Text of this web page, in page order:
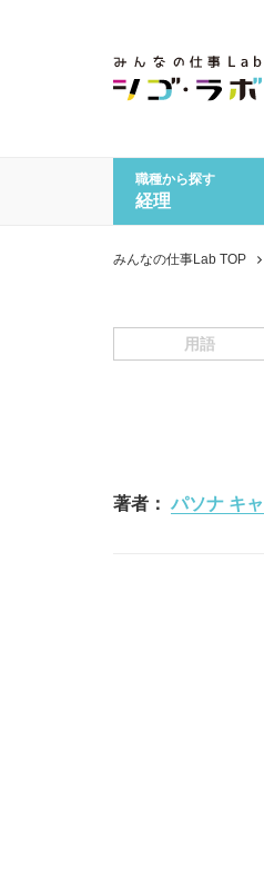
職種から探す
経理
一般
みんなの仕事Lab TOP
用語
著者： パソナ キ